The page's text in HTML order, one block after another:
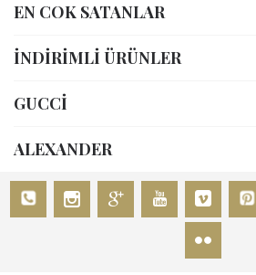
EN COK SATANLAR
İNDİRİMLİ ÜRÜNLER
GUCCİ
ALEXANDER